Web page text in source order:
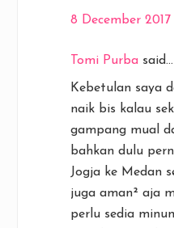
8 December 2017
Tomi Purba said...
Kebetulan saya
naik bis kalau
gampang mual
bahkan dulu
Jogja ke Medan
juga aman² aja
perlu sedia